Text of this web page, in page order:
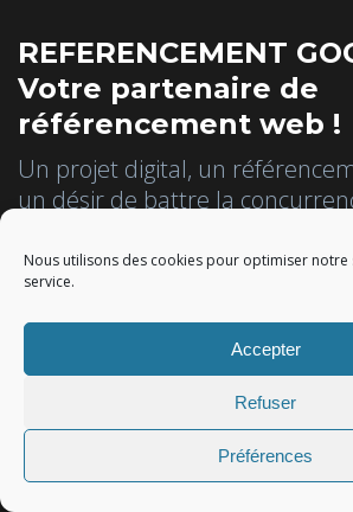
Nous utilisons des cookies pour optimiser notre
service.
Accepter
Refuser
Préférences
REFERENCEMENT
Votre partenaire de
référencement web !
Un projet digital, un
un désir de battre la
Inscrivez-vous à la